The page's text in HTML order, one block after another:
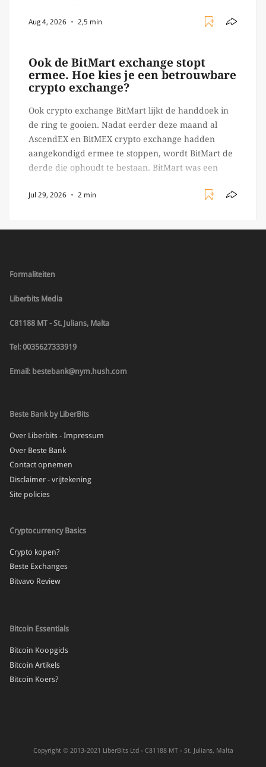
Ledger of Trezor bijvoorbeeld. Echter, op 29 juli
Aug 4, 2026 2,5 min
Ook de BitMart exchange stopt
ermee. Hoe kies je een betrouwbare
crypto exchange?
Ook crypto exchange BitMart lijkt de handdoek in
de ring te gooien. Nadat eerder deze maand al
AscendEX en BitMEX crypto exchange hadden
aangekondigd ermee te stoppen, wordt BitMart de
derde die ophoudt te bestaan. BitMart was een
crypto handelaren terecht konden om te handelen
Jul 29, 2026 2 min
Formaliteiten
Liberbits Media
C81188 MT - St. Julians, Malta
Tel: 0035627333919
Email: bestebank@nym.hush.com
Beste Bank by LiberBits
Over Liberbits - Impressum
Over Beste Bank
Contact opnemen
Disclaimer - vrijtekening
Site policies
Cryptocurrency Basics
Crypto kopen?
Beste Exchanges
Bitvavo Review
Bitcoin Essentials
Bitcoin Koopgids
Bitcoin Artikels
Bitcoin Koers?
Copyright © 2013-2021 LiberBits Ltd - C81188 MT - St. Julians, Malta